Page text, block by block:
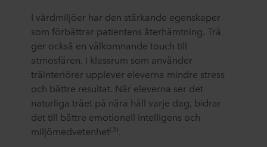
I vårdmiljöer har den stärkande egenskaper
som förbättrar patientens återhämtning. Trä
ger också en välkomnande touch till
atmosfären. I klassrum som använder
träinteriörer upplever eleverna mindre stress
och bättre resultat. När eleverna ser det
naturliga träet på nära håll varje dag, bidrar
det till bättre emotionell intelligens och
miljömedvetenhet(3).